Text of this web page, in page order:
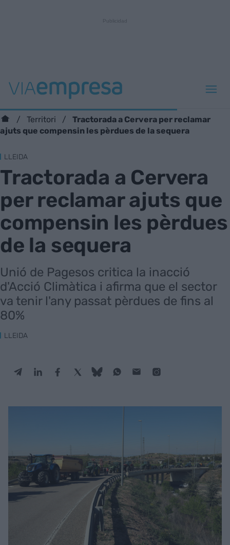
Territori
Tractorada a Cervera per reclamar
ajuts que compensin les pèrdues de la sequera
LLEIDA
Tractorada a Cervera
per reclamar ajuts que
compensin les pèrdues
de la sequera
Unió de Pagesos critica la inacció
d'Acció Climàtica i afirma que el sector
va tenir l'any passat pèrdues de fins al
80%
LLEIDA